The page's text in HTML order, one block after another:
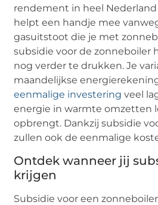
rendement in heel Nederland
helpt een handje mee
gasuitstoot die je met
subsidie voor de zonneboiler
nog verder te drukken. Je
maandelijkse
eenmalige investering veel
energie in warmte omzetten
opbrengt. Dankzij subsidie
zullen ook de eenmalige
Ontdek wanneer jij
krijgen
Subsidie voor een